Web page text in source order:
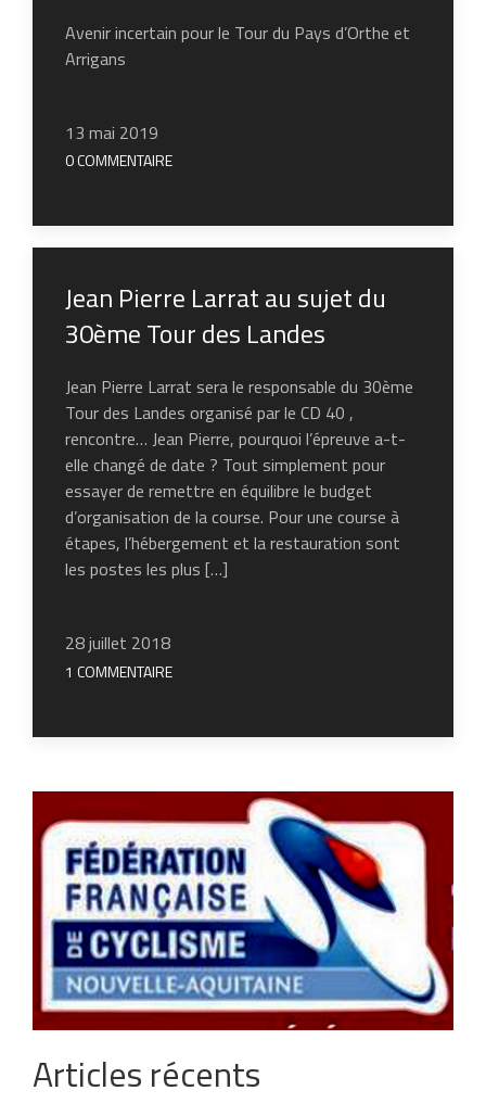
Avenir incertain pour le Tour du Pays d’Orthe et
Arrigans
13 mai 2019
0 COMMENTAIRE
Jean Pierre Larrat au sujet du
30ème Tour des Landes
Jean Pierre Larrat sera le responsable du 30ème
Tour des Landes organisé par le CD 40 ,
rencontre… Jean Pierre, pourquoi l’épreuve a-t-
elle changé de date ? Tout simplement pour
essayer de remettre en équilibre le budget
d’organisation de la course. Pour une course à
étapes, l’hébergement et la restauration sont
les postes les plus […]
28 juillet 2018
1 COMMENTAIRE
Articles récents